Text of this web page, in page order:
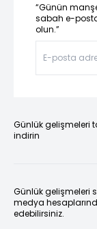
“Günün
sabah e-
olun.”
Günlük gelişmeleri
indirin
Günlük gelişmeleri
medya
edebilirsiniz.